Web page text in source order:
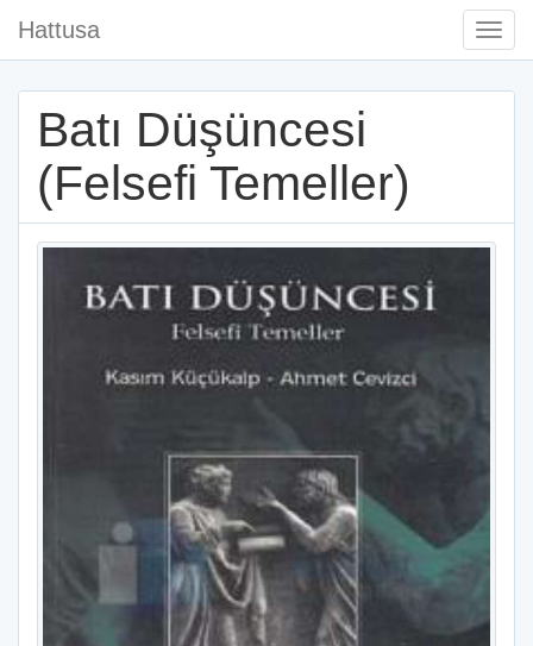
Hattusa
Batı Düşüncesi
(Felsefi Temeller)